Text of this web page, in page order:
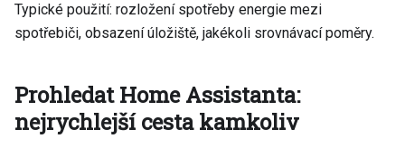
Typické použití: rozložení spotřeby energie mezi
spotřebiči, obsazení úložiště, jakékoli srovnávací poměry.
Prohledat Home Assistanta:
nejrychlejší cesta kamkoliv